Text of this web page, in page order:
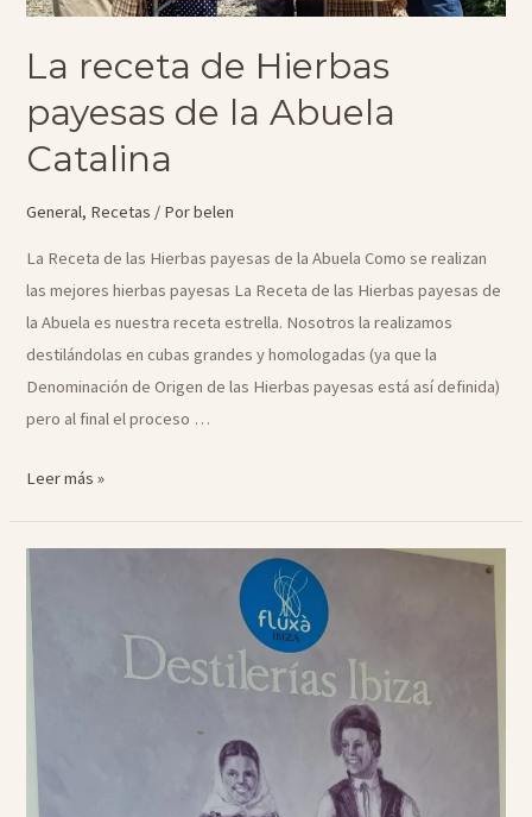
La receta de Hierbas
payesas de la Abuela
Catalina
General, Recetas / Porbelen
La Receta de las Hierbas payesas de la Abuela Como se realizan
las mejores hierbas payesas ​La Receta de las Hierbas payesas de
la Abuela es nuestra receta estrella. Nosotros la realizamos
destilándolas en cubas grandes y homologadas (ya que la
Denominación de Origen de las Hierbas payesas está así definida)
pero al final el proceso …
La
Leer más »